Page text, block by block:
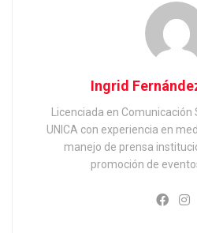
Ingrid
Licenciada en
UNICA con experiencia en
manejo de prensa
promoción de